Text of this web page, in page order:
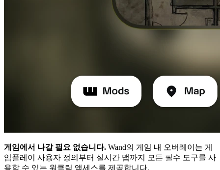
게임에서 나갈 필요 없습니다. Wand의 게임 내 오버레이는 게
임플레이 사용자 정의부터 실시간 맵까지 모든 필수 도구를 사
용할 수 있는 원클릭 액세스를 제공합니다.